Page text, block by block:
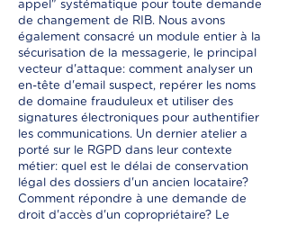
appel" systématique pour toute demande
de changement de RIB. Nous avons
également consacré un module entier à la
sécurisation de la messagerie, le principal
vecteur d'attaque: comment analyser un
en-tête d'email suspect, repérer les noms
de domaine frauduleux et utiliser des
signatures électroniques pour authentifier
les communications. Un dernier atelier a
porté sur le RGPD dans leur contexte
métier: quel est le délai de conservation
légal des dossiers d'un ancien locataire?
Comment répondre à une demande de
droit d'accès d'un copropriétaire? Le